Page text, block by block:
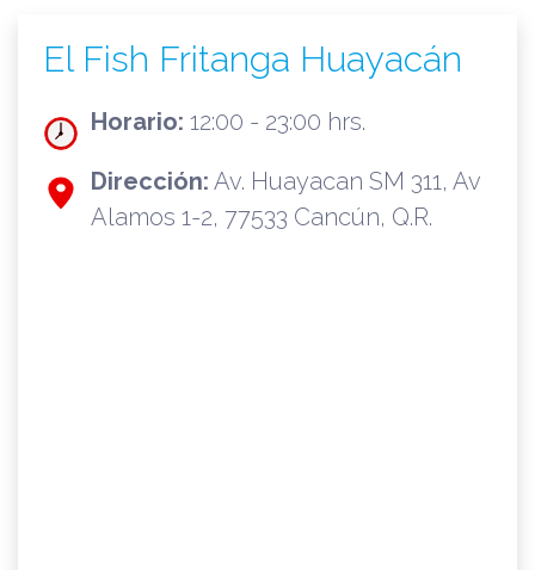
El Fish Fritanga Huayacán
Horario: 12:00 - 23:00 hrs.
Dirección: Av. Huayacan SM 311, Av
Alamos 1-2, 77533 Cancún, Q.R.